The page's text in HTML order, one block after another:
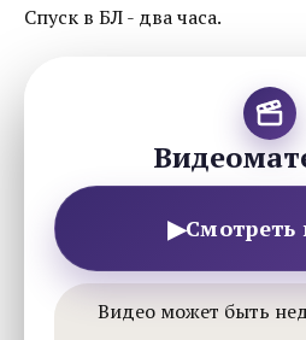
Спуск в БЛ - два часа.
▶Смотреть
Видео может быть